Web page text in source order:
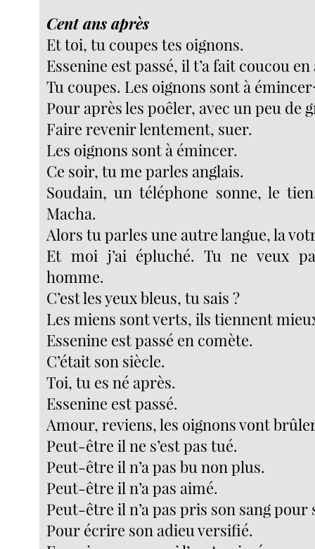
Cent ans après
Et toi, tu coupes tes oignons.
Essenine est passé, il t’a fait coucou
Tu coupes. Les oignons sont à
Pour après les poêler, avec un peu de
Faire revenir lentement, suer.
Les oignons sont à émincer.
Ce soir, tu me parles anglais.
Soudain, un téléphone sonne, le
Macha.
Alors tu parles une autre langue, la
Et moi j’ai épluché. Tu ne veux
homme.
C’est les yeux bleus, tu sais ?
Les miens sont verts, ils tiennent
Essenine est passé en comète.
C’était son siècle.
Toi, tu es né après.
Essenine est passé.
Amour, reviens, les oignons vont
Peut-être il ne s’est pas tué.
Peut-être il n’a pas bu non plus.
Peut-être il n’a pas aimé.
Peut-être il n’a pas pris son sang pour
Pour écrire son adieu versifié.